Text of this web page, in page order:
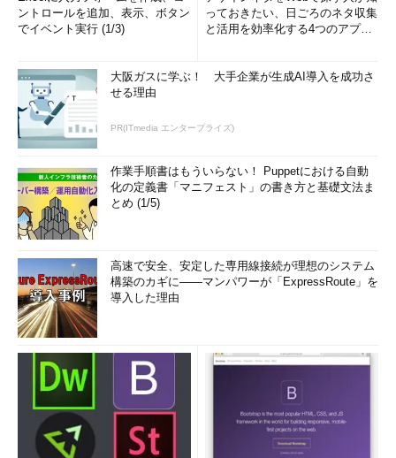
ントロールを追加、表示、ボタン
でイベント実行 (1/3)
っておきたい、日ごろのネタ収集
と活用を効率化する4つのアプリ
大阪ガスに学ぶ！ 大手企業が生成AI導入を成功さ
せる理由
PR(ITmedia エンタープライズ)
作業手順書はもういらない！ Puppetにおける自動
化の定義書「マニフェスト」の書き方と基礎文法ま
とめ (1/5)
高速で安全、安定した専用線接続が理想のシステム
構築のカギに――マンパワーが「ExpressRoute」を
導入した理由